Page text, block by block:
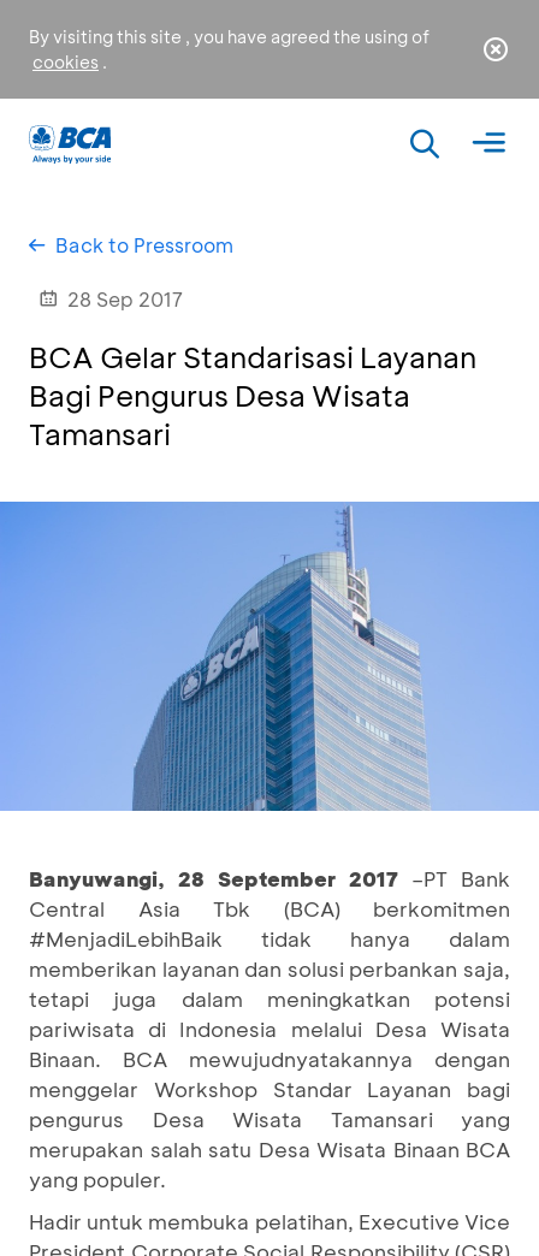
By visiting this site , you have agreed the using of
cookies .
Back to Pressroom
28 Sep 2017
BCA Gelar Standarisasi Layanan
Bagi Pengurus Desa Wisata
Tamansari
Banyuwangi, 28 September 2017 –PT Bank
Central Asia Tbk (BCA) berkomitmen
#MenjadiLebihBaik tidak hanya dalam
memberikan layanan dan solusi perbankan saja,
tetapi juga dalam meningkatkan potensi
pariwisata di Indonesia melalui Desa Wisata
Binaan. BCA mewujudnyatakannya dengan
menggelar Workshop Standar Layanan bagi
pengurus Desa Wisata Tamansari yang
merupakan salah satu Desa Wisata Binaan BCA
yang populer.
Hadir untuk membuka pelatihan, Executive Vice